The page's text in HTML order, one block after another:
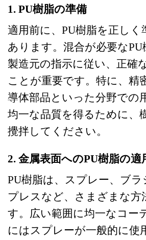
1. PU樹脂の準備
適用前に、PU樹脂を正しく
あります。混合が必要なPU
製造元の指示に従い、正確
ことが重要です。特に、精
導体部品といった分野での
均一な品質を得るために、
攪拌してください。
2. 金属表面へのPU樹脂の適
PU樹脂は、スプレー、ブ
プレスなど、さまざまな方
す。広い範囲に均一なコー
にはスプレーが一般的に使